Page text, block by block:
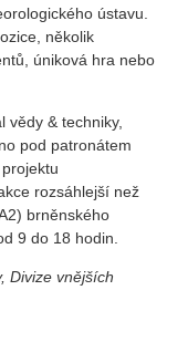
ústavu.
několik
úniková hra nebo
vědy & techniky,
pod patronátem
rozsáhlejší než
brněnského
9 do 18 hodin.
Divize vnějších